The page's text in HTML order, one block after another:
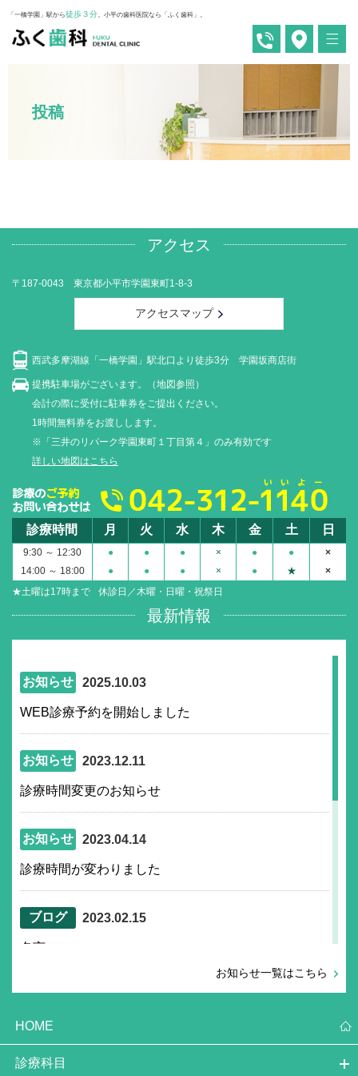
「一橋学園」駅から徒歩３分。小平の歯科医院なら「ふく歯科」。
投稿
アクセス
〒187-0043 東京都小平市学園東町1-8-3
アクセスマップ
西武多摩湖線「一橋学園」駅北口より徒歩3分 学園坂商店街
提携駐車場がございます。（地図参照）
会計の際に受付に駐車券をご提出ください。
1時間無料券をお渡しします。
※「三井のリパーク学園東町１丁目第４」のみ有効です
詳しい地図はこちら
診療時間 月 火 水 木 金 土 日
9:30 ～ 12:30 ● ● ● × ● ●
×
14:00 ～ 18:00
● ● ● × ● ★
×
★土曜は17時まで
休診日／木曜・日曜・祝祭日
最新情報
お知らせ 2025.10.03
WEB診療予約を開始しました
お知らせ 2023.12.11
診療時間変更のお知らせ
お知らせ 2023.04.14
診療時間が変わりました
ブログ 2023.02.15
名言
ブログ 2020.11.18
当院の新型コロナウイルス対策
お知らせ一覧はこちら
HOME
診療科目